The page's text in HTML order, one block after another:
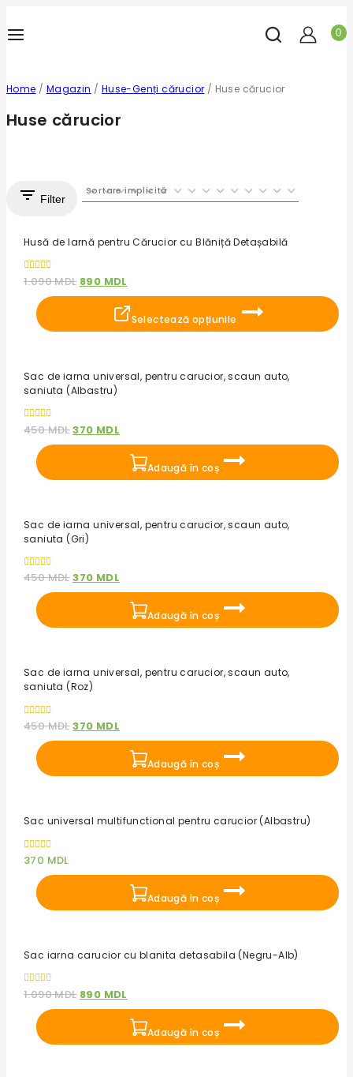
0
Home / Magazin / Huse-Genți cărucior / Huse cărucior
Huse cărucior
Filter
Husă de Iarnă pentru Cărucior cu Blăniță Detașabilă
0
out
1.090MDL 890 MDL
Selectează opțiunile
Sac de iarna universal, pentru carucior, scaun auto,
saniuta (Albastru)
0
out
450MDL370 MDL
Adaugă în coș
Sac de iarna universal, pentru carucior, scaun auto,
saniuta (Gri)
0
450MDL370 MDL
Adaugă în coș
Sac de iarna universal, pentru carucior, scaun auto,
saniuta (Roz)
0
out
450MDL370 MDL
Adaugă în coș
Sac universal multifunctional pentru carucior (Albastru)
0
out
370 MDL
Adaugă în coș
Sac iarna carucior cu blanita detasabila (Negru-Alb)
0
out
1.090MDL 890 MDL
Adaugă în coș